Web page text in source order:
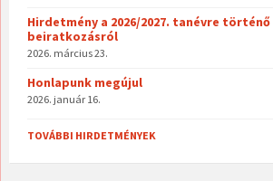
Hirdetmény a 2026/2027. tanévre
beiratkozásról
2026. március 23.
Honlapunk megújul
2026. január 16.
TOVÁBBI HIRDETMÉNYEK